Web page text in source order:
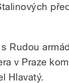
Rudou
v Praze
Hlavatý.